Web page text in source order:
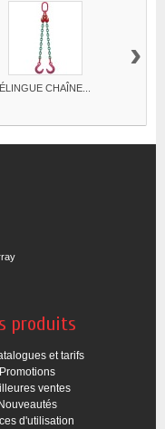
ÉLINGUE CHAÎNE...
›
produits
et tarifs
Promotions
ventes
Nouveautés
d'utilisation